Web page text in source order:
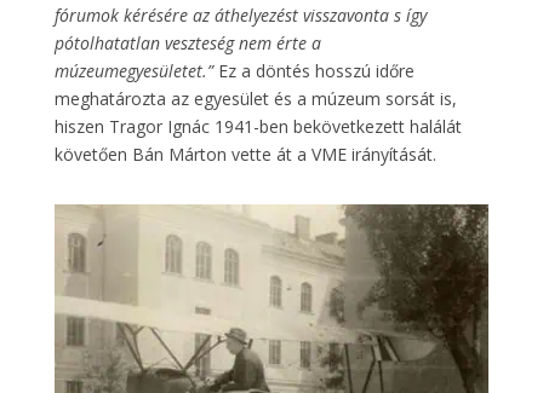
fórumok kérésére az áthelyezést visszavonta s így
pótolhatatlan veszteség nem érte a
múzeumegyesületet.” Ez a döntés hosszú időre
meghatározta az egyesület és a múzeum sorsát is,
hiszen Tragor Ignác 1941-ben bekövetkezett halálát
követően Bán Márton vette át a VME irányítását.